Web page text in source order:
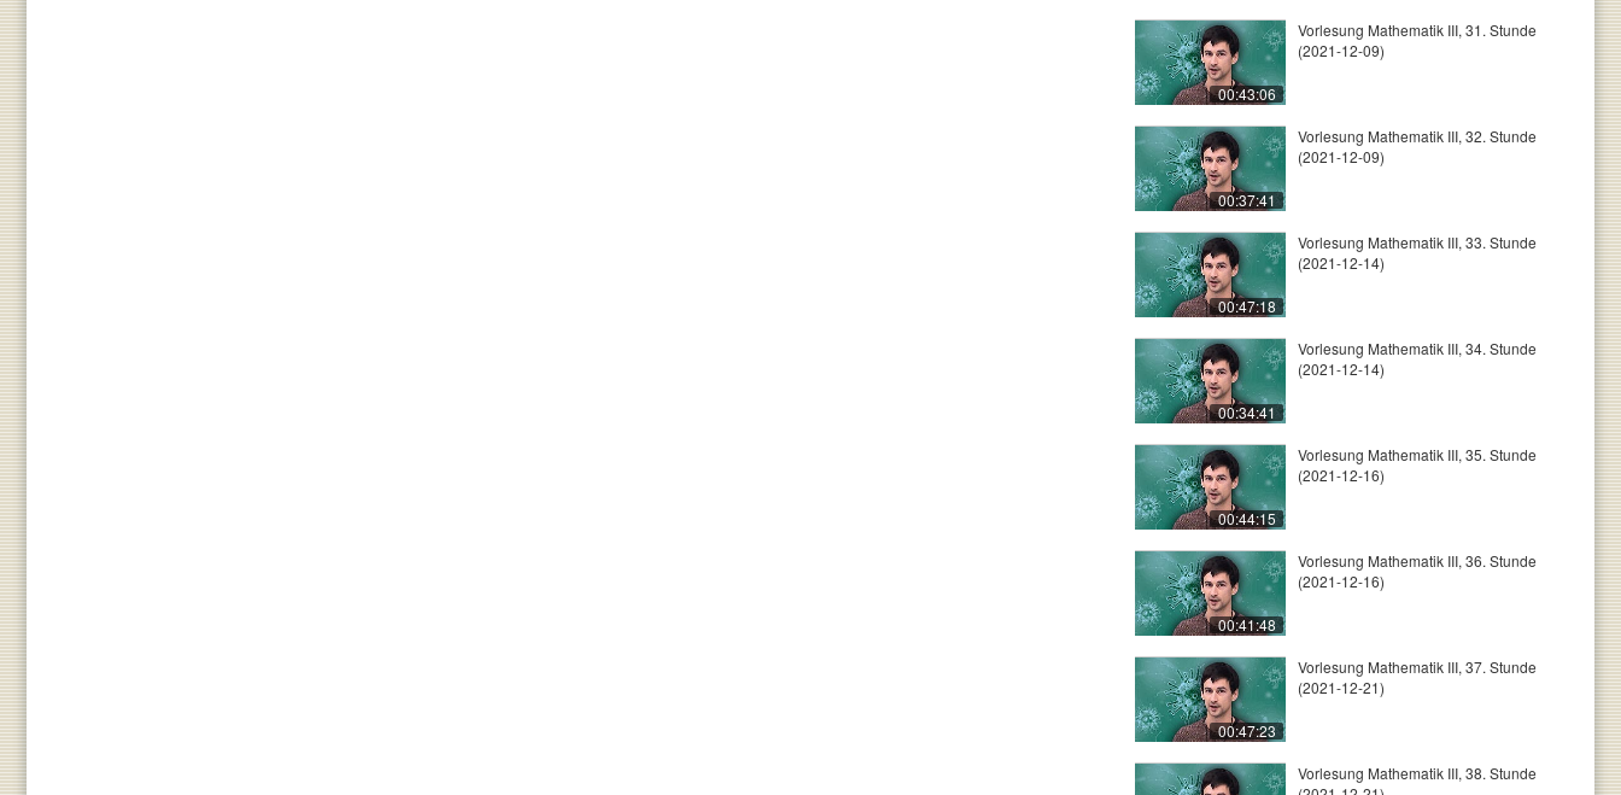
00:43:06
Vorlesung Mathematik III, 31. Stunde
(2021-12-09)
00:37:41
Vorlesung Mathematik III, 32. Stunde
(2021-12-09)
00:47:18
Vorlesung Mathematik III, 33. Stunde
(2021-12-14)
00:34:41
Vorlesung Mathematik III, 34. Stunde
(2021-12-14)
00:44:15
Vorlesung Mathematik III, 35. Stunde
(2021-12-16)
00:41:48
Vorlesung Mathematik III, 36. Stunde
(2021-12-16)
00:47:23
Vorlesung Mathematik III, 37. Stunde
(2021-12-21)
Vorlesung Mathematik III, 38. Stunde